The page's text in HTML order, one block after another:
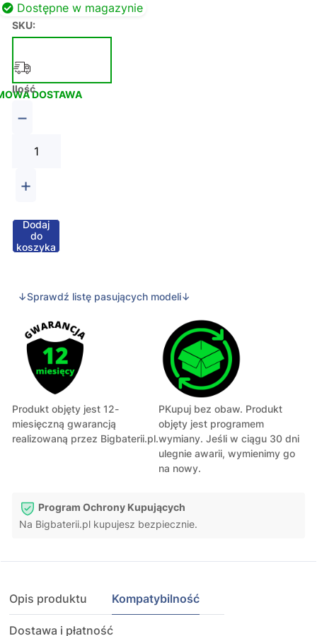
Dostępne w magazynie
SKU:
DOSTAWA
Ilość
−
+
Dodaj
do
koszyka
↓Sprawdź listę pasujących modeli↓
Produkt objęty jest 12-
miesięczną gwarancją
realizowaną przez Bigbaterii.pl.
PKupuj bez obaw. Produkt
objęty jest programem
wymiany. Jeśli w ciągu 30 dni
ulegnie awarii, wymienimy go
na nowy.
Program Ochrony Kupujących
Na Bigbaterii.pl kupujesz bezpiecznie.
Opis produktu Kompatybilność
Dostawa i płatność